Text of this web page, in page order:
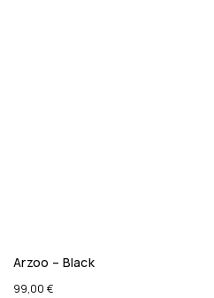
Arzoo – Black
99,00 €